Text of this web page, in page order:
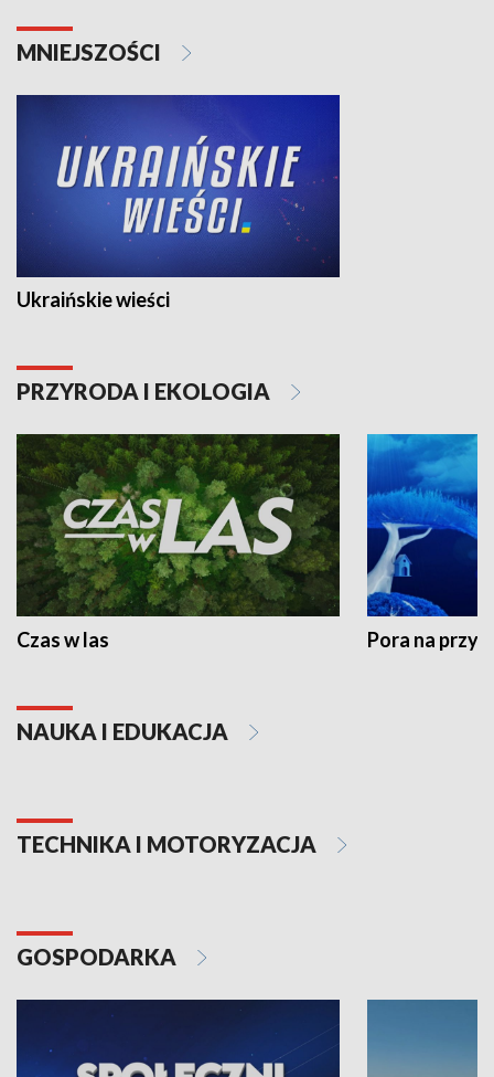
MNIEJSZOŚCI
Ukraińskie wieści
PRZYRODA I EKOLOGIA
Czas w las Pora na
NAUKA I EDUKACJA
TECHNIKA I MOTORYZACJA
GOSPODARKA